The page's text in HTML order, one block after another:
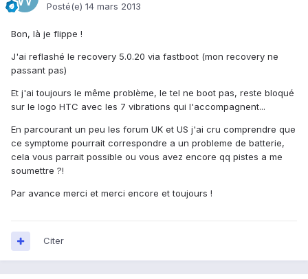
Posté(e) 14 mars 2013
Bon, là je flippe !
J'ai reflashé le recovery 5.0.20 via fastboot (mon recovery ne
passant pas)
Et j'ai toujours le même problème, le tel ne boot pas, reste bloqué
sur le logo HTC avec les 7 vibrations qui l'accompagnent...
En parcourant un peu les forum UK et US j'ai cru comprendre que
ce symptome pourrait correspondre a un probleme de batterie,
cela vous parrait possible ou vous avez encore qq pistes a me
soumettre ?!
Par avance merci et merci encore et toujours !
Citer